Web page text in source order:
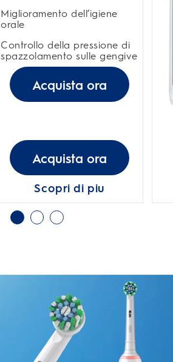
Miglioramento dell’igiene
orale
Controllo della pressione di
spazzolamento sulle gengive
Acquista ora
Acquista ora
Scopri di piu